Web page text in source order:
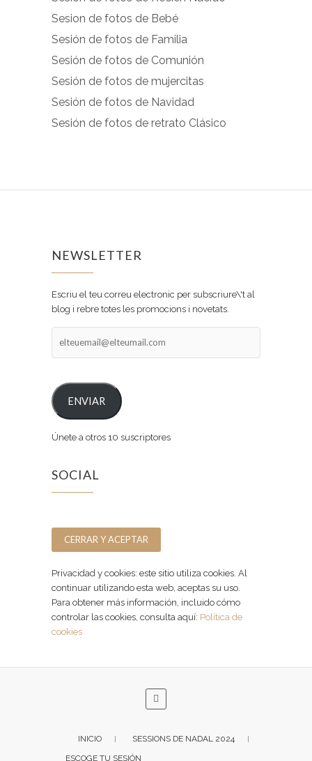
Sesion de fotos de Bebé
Sesión de fotos de Familia
Sesión de fotos de Comunión
Sesión de fotos de mujercitas
Sesión de fotos de Navidad
Sesión de fotos de retrato Clásico
NEWSLETTER
Escriu el teu correu electronic per subscriure\'t al
blog i rebre totes les promocions i novetats.
ENVIAR
Únete a otros 10 suscriptores
SOCIAL
Privacidad y cookies: este sitio utiliza cookies. Al
continuar utilizando esta web, aceptas su uso.
Para obtener más información, incluido cómo
controlar las cookies, consulta aquí: Política de
cookies
INICIO
SESSIONS DE NADAL 2024
ESCOGE TU SESIÓN